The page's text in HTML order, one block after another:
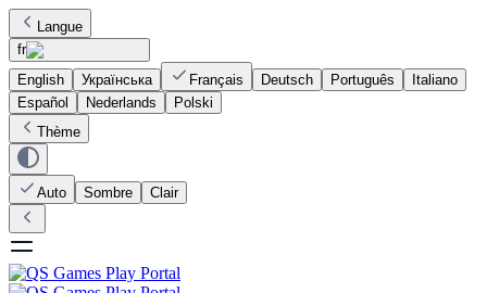
Langue
fr
English
Українська Français Deutsch Português
Italiano
Español
Nederlands
Polski
Thème
Auto Sombre Clair